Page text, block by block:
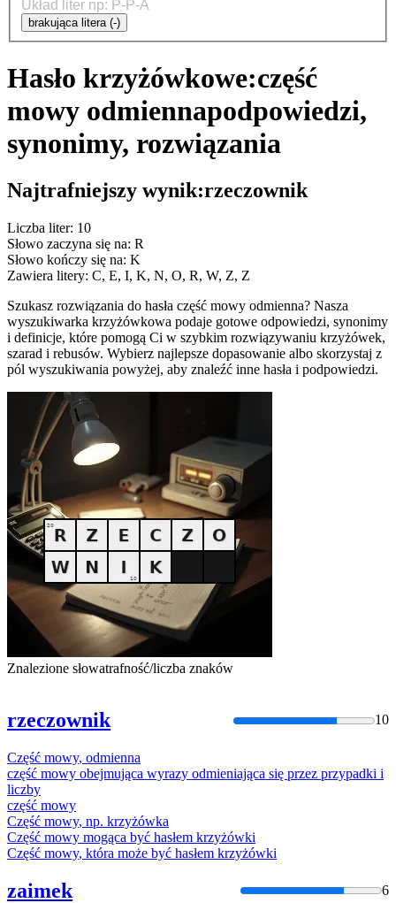
brakująca litera (-)
Hasło krzyżówkowe:część
mowy odmiennapodpowiedzi,
synonimy, rozwiązania
Najtrafniejszy wynik:rzeczownik
Liczba liter: 10
Słowo zaczyna się na: R
Słowo kończy się na: K
Zawiera litery: C, E, I, K, N, O, R, W, Z, Z
Szukasz rozwiązania do hasła część mowy odmienna? Nasza
wyszukiwarka krzyżówkowa podaje gotowe odpowiedzi, synonimy
i definicje, które pomogą Ci w szybkim rozwiązywaniu krzyżówek,
szarad i rebusów. Wybierz najlepsze dopasowanie albo skorzystaj z
pól wyszukiwania powyżej, aby znaleźć inne hasła i podpowiedzi.
Znalezione słowatrafność/liczba znaków
rzeczownik 10
Część mowy, odmienna
część mowy obejmująca wyrazy odmieniająca się przez przypadki i
liczby
część mowy
Część mowy, np. krzyżówka
Część mowy mogąca być hasłem krzyżówki
Część mowy, która może być hasłem krzyżówki
zaimek 6